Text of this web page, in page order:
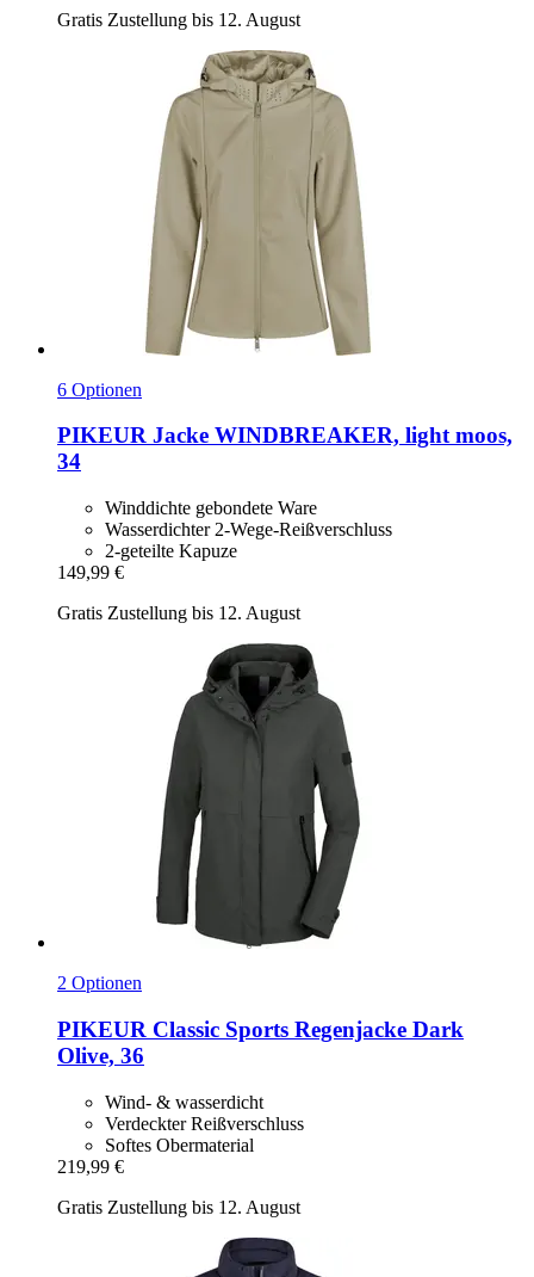
Gratis Zustellung bis 12. August
6 Optionen
PIKEUR Jacke WINDBREAKER, light moos,
34
Winddichte gebondete Ware
Wasserdichter 2-Wege-Reißverschluss
2-geteilte Kapuze
149,99 €
Gratis Zustellung bis 12. August
2 Optionen
PIKEUR Classic Sports Regenjacke Dark
Olive, 36
Wind- & wasserdicht
Verdeckter Reißverschluss
Softes Obermaterial
219,99 €
Gratis Zustellung bis 12. August